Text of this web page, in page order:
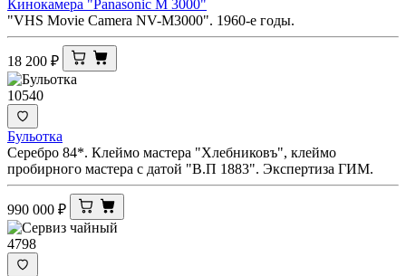
Кинокамера "Panasonic M 3000"
"VHS Movie Camera NV-M3000". 1960-е годы.
18 200 ₽
10540
Бульотка
Серебро 84*. Клеймо мастера "Хлебниковъ", клеймо
пробирного мастера с датой "В.П 1883". Экспертиза ГИМ.
990 000 ₽
4798